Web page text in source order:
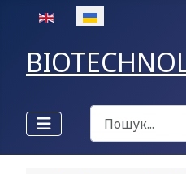
Оберіть свою мову
Пошук